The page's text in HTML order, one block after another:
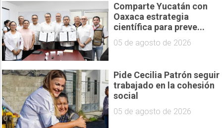
Comparte Yucatán con
Oaxaca estrategia
científica para preve...
05 de agosto de 2026
Pide Cecilia Patrón seguir
trabajado en la cohesión
social
05 de agosto de 2026